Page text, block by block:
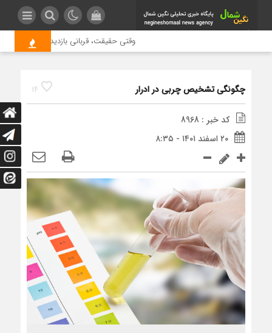
وقتی حقیقت، قربانی بازدید بیشتر می
14 چگونگی تشخیص چربی در ادرار
کد خبر : 8968
۲۰ اسفند ۱۴۰۱ - ۸:۳۵